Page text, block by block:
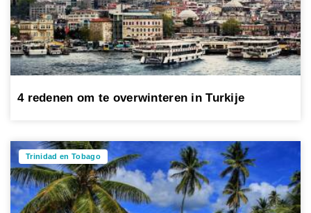
4 redenen om te overwinteren in Turkije
Trinidad en Tobago